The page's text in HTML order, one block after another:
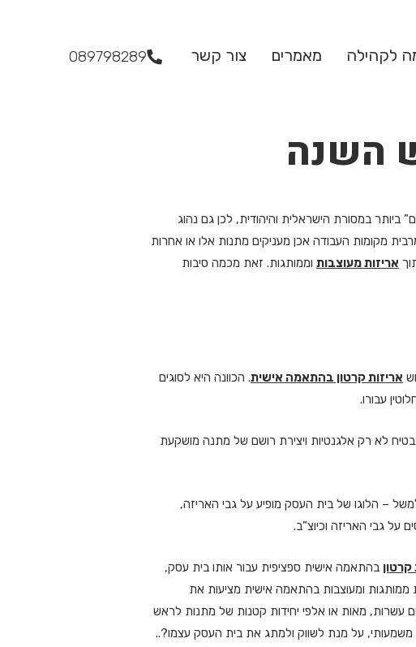
לקהילה מאמרים צור קשר 089798289
השנה
במסורת הישראלית והיהודית, לכן גם נהוג
מקומות העבודה אכן מעניקים מתנות אלו או אחרות
אריזות מעוצבות וממותגות. זאת מכמה סיבות
אריזות קרטון בהתאמה אישית. הכוונה היא לסוגים
עבורו.
לא רק אלגנטיות ויצירת רושם של מתנה מושקעת
– הלוגו של בית העסק מופיע על גבי האריזה,
גבי האריזה וכיוצ”ב.
קרטון בהתאמה אישית ספציפית עבור אותו בית עסק,
ממותגות ומעוצבות בהתאמה אישית מציעות את
עשרות, מאות או אלפי יחידות קטנות של מתנות לראש
משמעותי, על מנת לשווק ולמתג את בית העסק עצמו?..